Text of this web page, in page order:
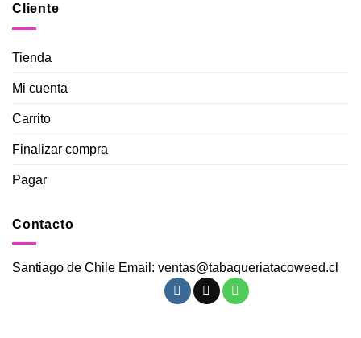
Cliente
Tienda
Mi cuenta
Carrito
Finalizar compra
Pagar
Contacto
Santiago de Chile Email: ventas@tabaqueriatacoweed.cl